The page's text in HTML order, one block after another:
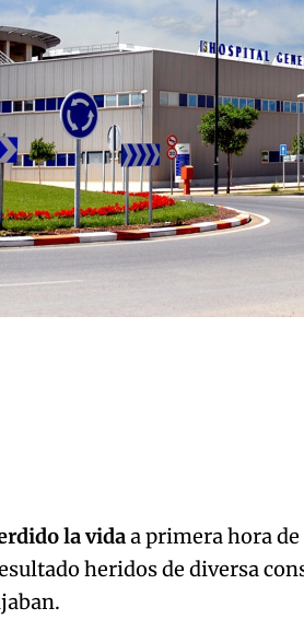
la vidaa primera hora
heridos de diversa